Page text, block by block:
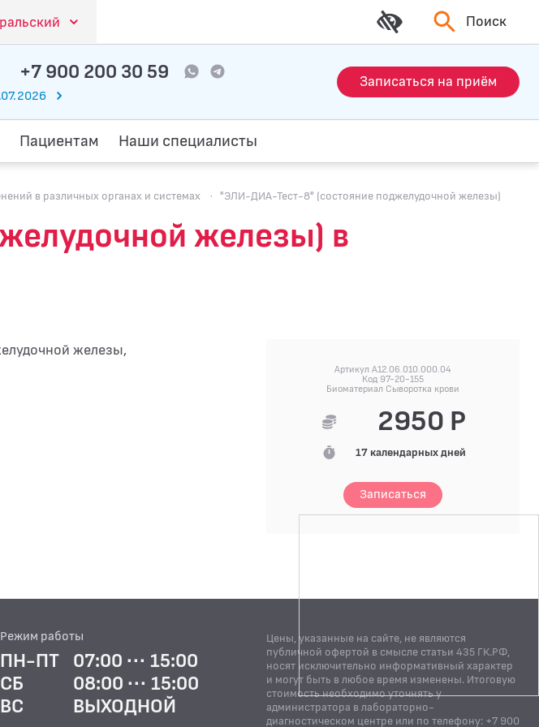
Поиск
+7 900 200 30 59 Записаться на приём
Пациентам Наши специалисты
в различных органах и системах · "ЭЛИ-ДИА-Тест-8" (состояние поджелудочной железы)
железы) в
железы,
Артикул A12.06.010.000.04
Код 97-20-155
Биоматериал Сыворотка крови
2950 Р
17 календарных дней
Записаться
Режим работы
ПН-ПТ
07:00 ··· 15:00
СБ
08:00 ··· 15:00
ВС
ВЫХОДНОЙ
Цены, указанные на сайте, не являются
публичной офертой в смысле статьи 435 ГК.РФ,
носят исключительно информативный характер
и могут быть в любое время изменены. Итоговую
стоимость необходимо уточнять у
администратора в лабораторно-
диагностическом центре или по телефону: +7 900